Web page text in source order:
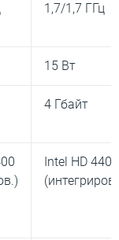
1,7/1,7 ГГц
15 Вт
4 Гбайт
Intel HD 4400